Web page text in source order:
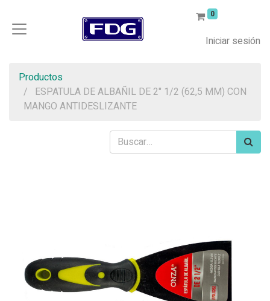
0
Iniciar sesión
Productos
ESPATULA DE ALBAÑIL DE 2" 1/2 (62,5 MM) CON
MANGO ANTIDESLIZANTE